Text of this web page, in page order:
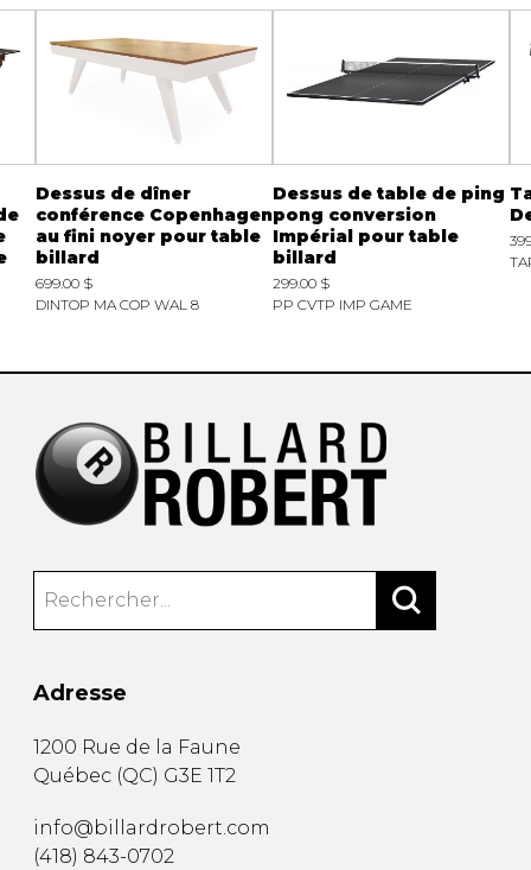
Dessus de dîner
conférence Copenhagen
au fini noyer pour table
billard
699.00 $
DINTOP MA COP WAL 8
Dessus de table de ping
pong conversion
Impérial pour table
billard
299.00 $
PP CVTP IMP GAME
Adresse
1200 Rue de la Faune
Québec (QC) G3E 1T2
info@billardrobert.com
(418) 843-0702